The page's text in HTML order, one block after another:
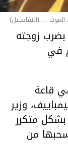
... (التفاصــيل)
زوجته
في
قاعة
وزير
متكرر
من